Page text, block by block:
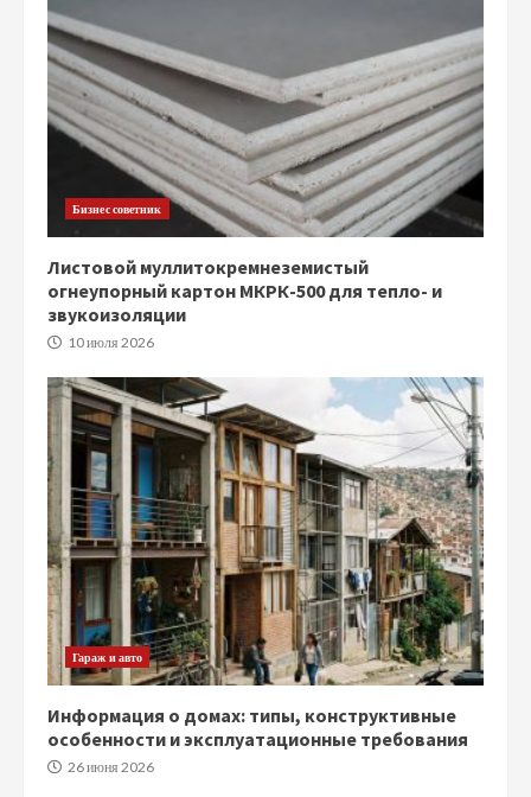
Бизнес советник
Листовой муллитокремнеземистый
огнеупорный картон МКРК-500 для тепло- и
звукоизоляции
10 июля 2026
Гараж и авто
Информация о домах: типы, конструктивные
особенности и эксплуатационные требования
26 июня 2026